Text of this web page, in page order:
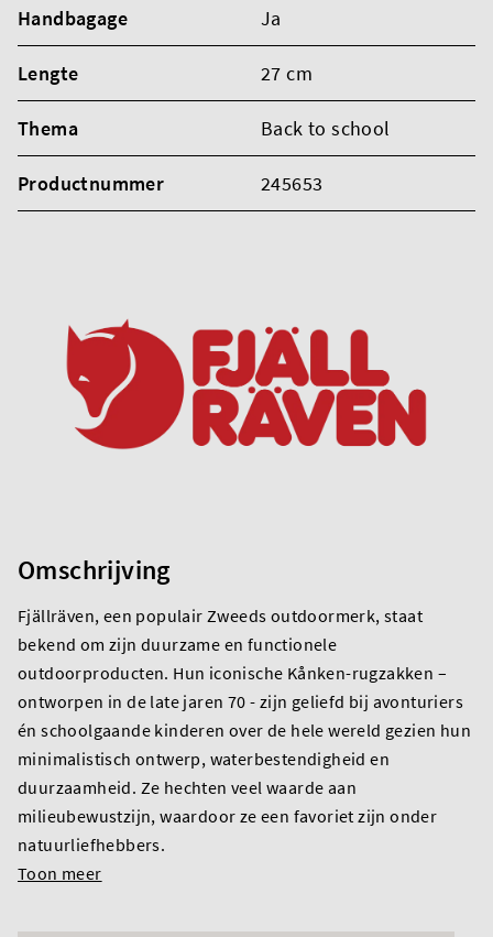
Handbagage Ja
Lengte 27 cm
Thema Back to school
Productnummer 245653
Omschrijving
Fjällräven, een populair Zweeds outdoormerk, staat
bekend om zijn duurzame en functionele
outdoorproducten. Hun iconische Kånken-rugzakken –
ontworpen in de late jaren 70 - zijn geliefd bij avonturiers
én schoolgaande kinderen over de hele wereld gezien hun
minimalistisch ontwerp, waterbestendigheid en
duurzaamheid. Ze hechten veel waarde aan
milieubewustzijn, waardoor ze een favoriet zijn onder
natuurliefhebbers.
Toon meer